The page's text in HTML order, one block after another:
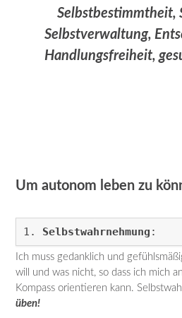
Selbstbestimmtheit,
Selbstverwaltung,
Handlungsfreiheit,
Um autonom leben zu
1. Selbstwahrnehmung :
Ich muss gedanklich und
will und was nicht, so dass ich mich
Kompass orientieren kann.
üben!